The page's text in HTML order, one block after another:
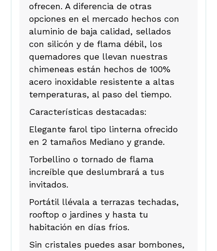
ofrecen. A diferencia de otras
opciones en el mercado hechos con
aluminio de baja calidad, sellados
con silicón y de flama débil, los
quemadores que llevan nuestras
chimeneas están hechos de 100%
acero inoxidable resistente a altas
temperaturas, al paso del tiempo.
Características destacadas:
Elegante farol tipo linterna ofrecido
en 2 tamaños Mediano y grande.
Torbellino o tornado de flama
increíble que deslumbrará a tus
invitados.
Portátil llévala a terrazas techadas,
rooftop o jardines y hasta tu
habitación en días fríos.
Sin cristales puedes asar bombones,